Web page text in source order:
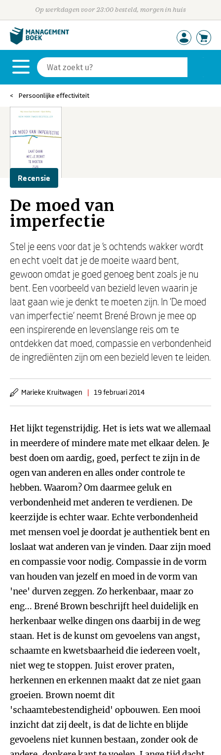
Op werkdagen voor 23:00 besteld, morgen in huis
Persoonlijke effectiviteit
Recensie
De moed van
imperfectie
Stel je eens voor dat je 's ochtends wakker wordt
en echt voelt dat je de moeite waard bent,
gewoon omdat je goed genoeg bent zoals je nu
bent. Een voorbeeld van bezield leven waarin je
laat gaan wie je denkt te moeten zijn. In 'De moed
van imperfectie' neemt Brené Brown je mee op
een inspirerende en levenslange reis om te
ontdekken dat moed, compassie en verbondenheid
de ingrediënten zijn om een bezield leven te leiden.
Marieke Kruitwagen | 19 februari 2014
Het lijkt tegenstrijdig. Het is iets wat we allemaal
in meerdere of mindere mate met elkaar delen. Je
best doen om aardig, goed, perfect te zijn in de
ogen van anderen en alles onder controle te
hebben. Waarom? Om daarmee geluk en
verbondenheid met anderen te verdienen. De
keerzijde is echter waar. Echte verbondenheid
met mensen voel je doordat je authentiek bent en
loslaat wat anderen van je vinden. Daar zijn moed
en compassie voor nodig. Compassie in de vorm
van houden van jezelf en moed in de vorm van
'nee' durven zeggen. Zo herkenbaar, maar zo
eng... Brené Brown beschrijft heel duidelijk en
herkenbaar welke dingen ons daarbij in de weg
staan. Het is de kunst om gevoelens van angst,
schaamte en kwetsbaarheid die iedereen voelt,
niet weg te stoppen. Juist erover praten,
herkennen en erkennen maakt dat ze niet gaan
groeien. Brown noemt dit
'schaamtebestendigheid' opbouwen. Een mooi
inzicht dat zij deelt, is dat de lichte en blijde
gevoelens niet kunnen bestaan, zonder ook de